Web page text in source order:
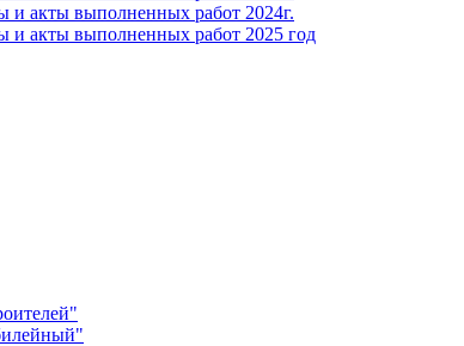
и акты выполненных работ 2024г.
и акты выполненных работ 2025 год